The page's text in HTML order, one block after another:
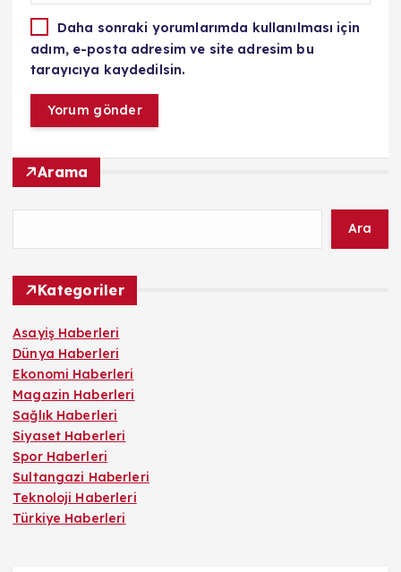
Daha sonraki yorumlarımda kullanılması için
adım, e-posta adresim ve site adresim bu
tarayıcıya kaydedilsin.
Arama
Ara
Kategoriler
Asayiş Haberleri
Dünya Haberleri
Ekonomi Haberleri
Magazin Haberleri
Sağlık Haberleri
Siyaset Haberleri
Spor Haberleri
Sultangazi Haberleri
Teknoloji Haberleri
Türkiye Haberleri